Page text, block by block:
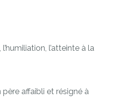
l’humiliation, l’atteinte à la
père affaibli et résigné à